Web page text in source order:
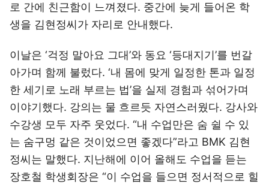
로 간에 친근함이 느껴졌다. 중간에 늦게 들어온 학
생을 김현정씨가 자리로 안내했다.
이날은 ‘걱정 말아요 그대’와 동요 ‘등대지기’를 번갈
아가며 함께 불렀다. ‘내 몸에 맞게 일정한 톤과 일정
한 세기로 노래 부르는 법’을 실제 경험과 섞어가며
이야기했다. 강의는 물 흐르듯 자연스러웠다. 강사와
수강생 모두 자주 웃었다. “내 수업만은 숨 쉴 수 있
는 숨구멍 같은 것이었으면 좋겠다”라고 BMK 김현
정씨는 말했다. 지난해에 이어 올해도 수업을 듣는
장호철 학생회장은 “이 수업을 들으면 정서적으로 힐